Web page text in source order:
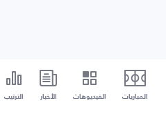
المباريات الفيديوهات الأخبار الترتيب